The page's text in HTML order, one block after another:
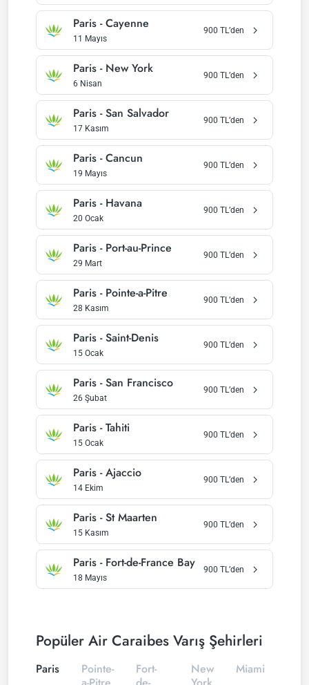
Paris -Cayenne
11 Mayıs
900 TL’den
Paris - New York
6 Nisan
900 TL’den
Paris -San Salvador
17 Kasım
900 TL’den
Paris -Cancun
19 Mayıs
900 TL’den
Paris - Havana
20 Ocak
900 TL’den
Paris - Port-au-Prince
29 Mart
900 TL’den
Paris - Pointe-a-Pitre
28 Kasım
900 TL’den
Paris -Saint-Denis
15 Ocak
900 TL’den
Paris -San Francisco
26 Şubat
900 TL’den
Paris -Tahiti
15 Ocak
900 TL’den
Paris -Ajaccio
14 Ekim
900 TL’den
Paris -St Maarten
15 Kasım
900 TL’den
Paris - Fort-de-France Bay
18 Mayıs
900 TL’den
Popüler Air Caraibes Varış Şehirleri
Paris
Pointe-
Fort-
New
Miami